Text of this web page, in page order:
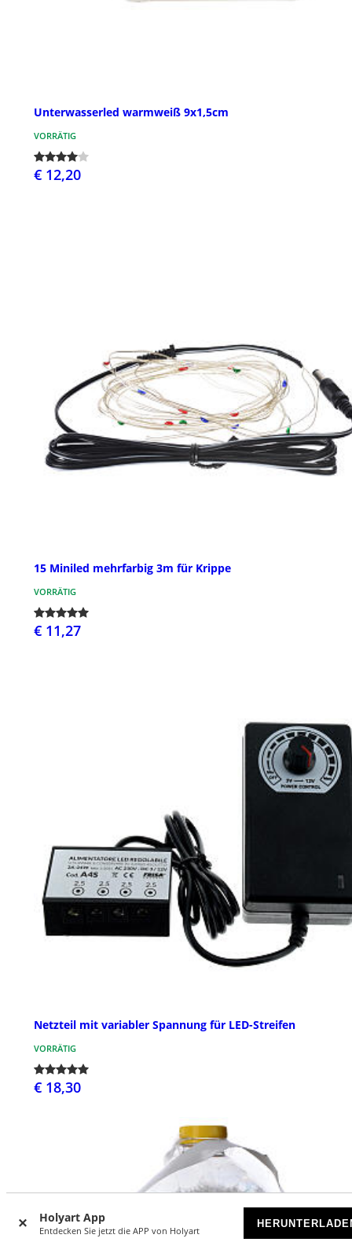
Holyart App
Entdecken Sie jetzt die APP von Holyart
Unterwasserled warmweiß 9x1,5cm
VORRÄTIG
€ 12,20
15 Miniled mehrfarbig 3m für Krippe
VORRÄTIG
€ 11,27
Netzteil mit variabler Spannung für LED-Streifen
VORRÄTIG
€ 18,30